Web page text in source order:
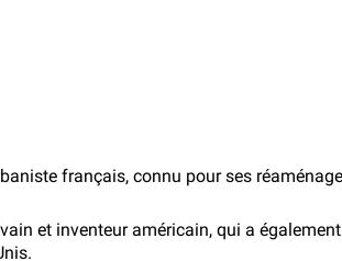
français, connu pour ses
et inventeur américain, qui a